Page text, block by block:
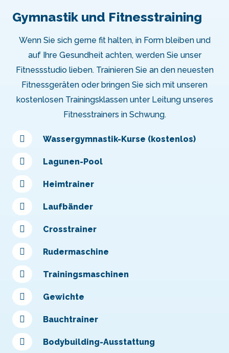
Gymnastik und Fitnesstraining
Wenn Sie sich gerne fit halten, in Form bleiben und
auf Ihre Gesundheit achten, werden Sie unser
Fitnessstudio lieben. Trainieren Sie an den neuesten
Fitnessgeräten oder bringen Sie sich mit unseren
kostenlosen Trainingsklassen unter Leitung unseres
Fitnesstrainers in Schwung.
Wassergymnastik-Kurse (kostenlos)
Lagunen-Pool
Heimtrainer
Laufbänder
Crosstrainer
Rudermaschine
Trainingsmaschinen
Gewichte
Bauchtrainer
Bodybuilding-Ausstattung